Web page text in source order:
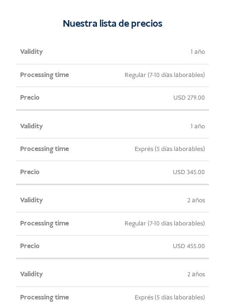
cantidad
Nuestra lista de precios
Validez
procesamiento
1 año
Regular (7-10 días laborables)
USD 279.00
1 año
Exprés (5 días laborables)
USD 345.00
2 años
Regular (7-10 días laborables)
USD 455.00
2 años
Exprés (5 días laborables)